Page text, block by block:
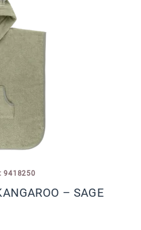
9418250
– SAGE